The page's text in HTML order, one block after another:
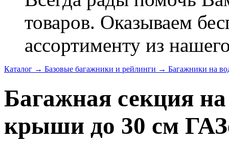
товаров. Оказываем
ассортименту из
Каталог → Базовые багажники и рейлинги → Багажники на
Багажная секция
крыши до 30 см